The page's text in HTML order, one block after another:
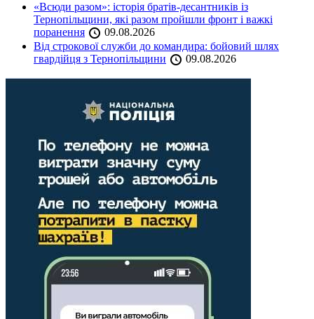
«Всюди разом»: історія братів-десантників із
Тернопільщини, які разом пройшли фронт і важкі
поранення
09.08.2026
Від строкової служби до командира: бойовий шлях
гвардійця з Тернопільщини
09.08.2026